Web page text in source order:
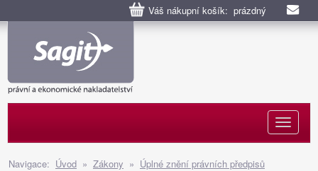
Váš nákupní košík: prázdný
Navigace: Úvod » Zákony » Úplné znění právních předpisů